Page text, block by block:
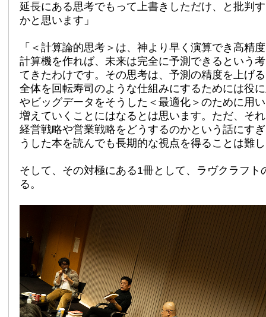
延長にある思考でもって上書きしただけ、と批判
かと思います」
「＜計算論的思考＞は、神より早く演算でき高精
計算機を作れば、未来は完全に予測できるという
てきたわけです。その思考は、予測の精度を上げ
全体を回転寿司のような仕組みにするためには役
やビッグデータをそうした＜最適化＞のために用
増えていくことにはなるとは思います。ただ、そ
経営戦略や営業戦略をどうするのかという話にす
うした本を読んでも長期的な視点を得ることは難
そして、その対極にある1冊として、ラヴクラフト
る。